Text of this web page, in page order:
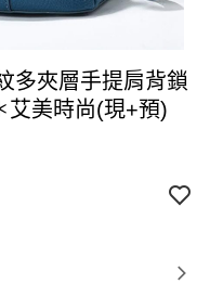
多夾層手提肩背鎖
艾美時尚(現+預)